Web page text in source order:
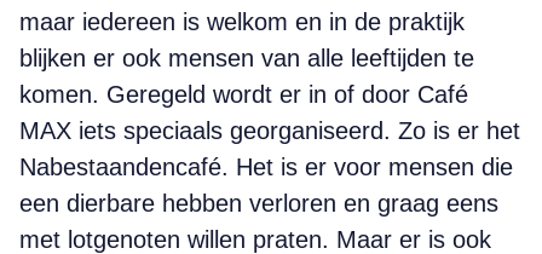
maar iedereen is welkom en in de praktijk
blijken er ook mensen van alle leeftijden te
komen. Geregeld wordt er in of door Café
MAX iets speciaals georganiseerd. Zo is er het
Nabestaandencafé. Het is er voor mensen die
een dierbare hebben verloren en graag eens
met lotgenoten willen praten. Maar er is ook